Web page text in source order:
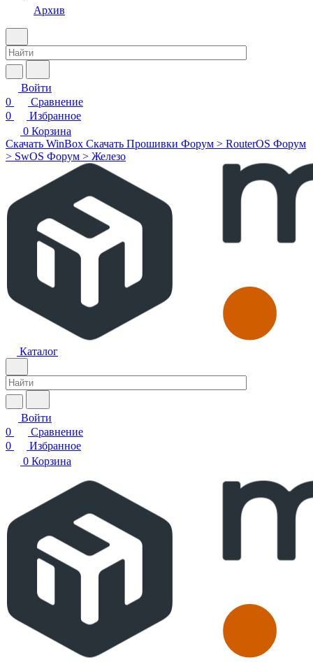
Архив
Войти
0
Сравнение
0
Избранное
0 Корзина
Скачать WinBox Скачать Прошивки Форум > RouterOS Форум
> SwOS Форум > Железо
Каталог
Войти
0
Сравнение
0
Избранное
0 Корзина